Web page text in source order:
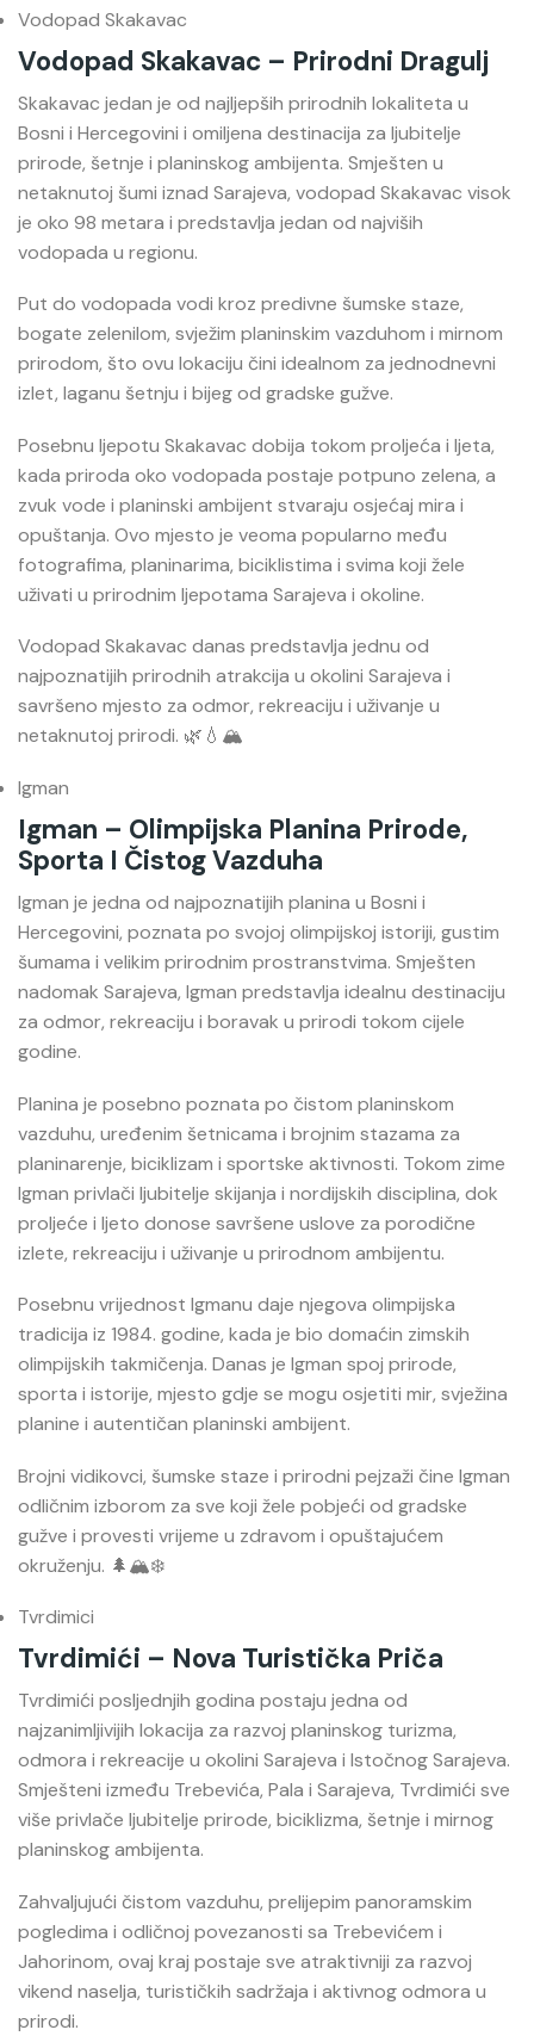
Vodopad Skakavac
Vodopad Skakavac – Prirodni Dragulj
Skakavac jedan je od najljepših prirodnih lokaliteta u
Bosni i Hercegovini i omiljena destinacija za ljubitelje
prirode, šetnje i planinskog ambijenta. Smješten u
netaknutoj šumi iznad Sarajeva, vodopad Skakavac visok
je oko 98 metara i predstavlja jedan od najviših
vodopada u regionu.
Put do vodopada vodi kroz predivne šumske staze,
bogate zelenilom, svježim planinskim vazduhom i mirnom
prirodom, što ovu lokaciju čini idealnom za jednodnevni
izlet, laganu šetnju i bijeg od gradske gužve.
Posebnu ljepotu Skakavac dobija tokom proljeća i ljeta,
kada priroda oko vodopada postaje potpuno zelena, a
zvuk vode i planinski ambijent stvaraju osjećaj mira i
opuštanja. Ovo mjesto je veoma popularno među
fotografima, planinarima, biciklistima i svima koji žele
uživati u prirodnim ljepotama Sarajeva i okoline.
Vodopad Skakavac danas predstavlja jednu od
najpoznatijih prirodnih atrakcija u okolini Sarajeva i
savršeno mjesto za odmor, rekreaciju i uživanje u
netaknutoj prirodi. 🌿💧🏔️
Igman
Igman – Olimpijska Planina Prirode,
Sporta I Čistog Vazduha
Igman je jedna od najpoznatijih planina u Bosni i
Hercegovini, poznata po svojoj olimpijskoj istoriji, gustim
šumama i velikim prirodnim prostranstvima. Smješten
nadomak Sarajeva, Igman predstavlja idealnu destinaciju
za odmor, rekreaciju i boravak u prirodi tokom cijele
godine.
Planina je posebno poznata po čistom planinskom
vazduhu, uređenim šetnicama i brojnim stazama za
planinarenje, biciklizam i sportske aktivnosti. Tokom zime
Igman privlači ljubitelje skijanja i nordijskih disciplina, dok
proljeće i ljeto donose savršene uslove za porodične
izlete, rekreaciju i uživanje u prirodnom ambijentu.
Posebnu vrijednost Igmanu daje njegova olimpijska
tradicija iz 1984. godine, kada je bio domaćin zimskih
olimpijskih takmičenja. Danas je Igman spoj prirode,
sporta i istorije, mjesto gdje se mogu osjetiti mir, svježina
planine i autentičan planinski ambijent.
Brojni vidikovci, šumske staze i prirodni pejzaži čine Igman
odličnim izborom za sve koji žele pobjeći od gradske
gužve i provesti vrijeme u zdravom i opuštajućem
okruženju. 🌲🏔️❄️
Tvrdimici
Tvrdimići – Nova Turistička Priča
Tvrdimići posljednjih godina postaju jedna od
najzanimljivijih lokacija za razvoj planinskog turizma,
odmora i rekreacije u okolini Sarajeva i Istočnog Sarajeva.
Smješteni između Trebevića, Pala i Sarajeva, Tvrdimići sve
više privlače ljubitelje prirode, biciklizma, šetnje i mirnog
planinskog ambijenta.
Zahvaljujući čistom vazduhu, prelijepim panoramskim
pogledima i odličnoj povezanosti sa Trebevićem i
Jahorinom, ovaj kraj postaje sve atraktivniji za razvoj
vikend naselja, turističkih sadržaja i aktivnog odmora u
prirodi.